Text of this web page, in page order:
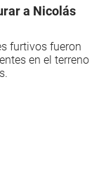
a Nicolás
furtivos fueron
en el terreno